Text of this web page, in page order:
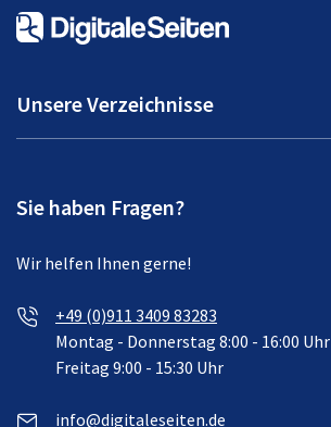
Unsere Verzeichnisse
Sie haben Fragen?
Wir helfen Ihnen gerne!
+49 (0)911 3409 83283
Montag - Donnerstag 8:00 - 16:00 Uhr
Freitag 9:00 - 15:30 Uhr
info@digitaleseiten.de